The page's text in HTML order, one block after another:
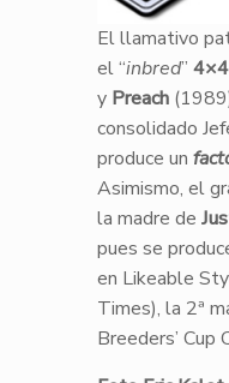
El llamativo
el “inbred” 4×4
y Preach
consolidado
produce un
Asimismo, el
la madre de
pues se
en Likeable
Times), la 2ª
Breeders’ Cup